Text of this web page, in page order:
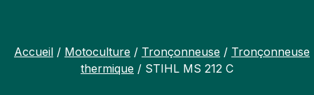
Accueil / Motoculture / Tronçonneuse / Tronçonneuse
thermique / STIHL MS 212 C